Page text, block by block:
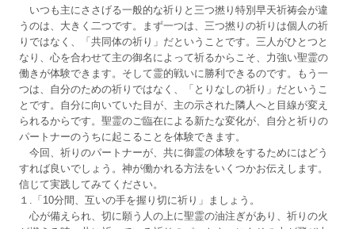
いつも主にささげる一般的な祈りと三つ撚り特別早天祈祷会が違
うのは、大きく二つです。まず一つは、三つ撚りの祈りは個人の祈
りではなく、「共同体の祈り」だということです。三人がひとつと
なり、心を合わせて主の御名によって祈るからこそ、力強い聖霊の
働きが体験できます。そして霊的戦いに勝利できるのです。もう一
つは、自分のための祈りではなく、「とりなしの祈り」だというこ
とです。自分に向いていた目が、主の示された隣人へと目線が変え
られるからです。聖霊のご臨在による新たな変化が、自分と祈りの
パートナーのうちに起こることを体験できます。
今回、祈りのパートナーが、共に御霊の体験をするためにはどう
すれば良いでしょう。神が働かれる方法をいくつかお伝えします。
信じて実践してみてください。
１.「10分間、互いの手を握り切に祈り」ましょう。
心が備えられ、切に願う人の上に聖霊の油注ぎがあり、祈りの火